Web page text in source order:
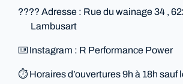
???? Adresse : Rue du wainage 34 ,
Lambusart
⌨️ Instagram : R Performance Power
⏱ Horaires d’ouvertures 9h à 18h sauf